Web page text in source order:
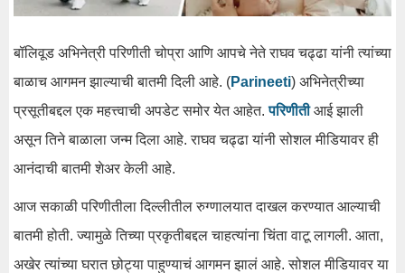
बॉलिवूड अभिनेत्री परिणीती चोप्रा आणि आपचे नेते राघव चढ्ढा यांनी त्यांच्या
बाळाच आगमन झाल्याची बातमी दिली आहे. (Parineeti) अभिनेत्रीच्या
प्रसूतीबद्दल एक महत्त्वाची अपडेट समोर येत आहेत.परिणीती आई झाली
असून तिने बाळाला जन्म दिला आहे. राघव चढ्ढा यांनी सोशल मीडियावर ही
आनंदाची बातमी शेअर केली आहे.
आज सकाळी परिणीतीला दिल्लीतील रुग्णालयात दाखल करण्यात आल्याची
बातमी होती. ज्यामुळे तिच्या प्रकृतीबद्दल चाहत्यांना चिंता वाटू लागली. आता,
अखेर त्यांच्या घरात छोट्या पाहुण्याचं आगमन झालं आहे. सोशल मीडियावर या